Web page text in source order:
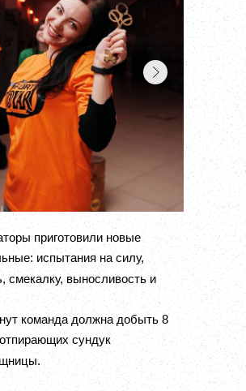
приготовили новые
испытания на силу,
смекалку, выносливость и
команда должна добыть 8
сундук